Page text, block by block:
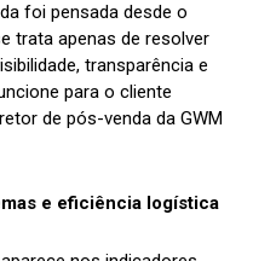
foi pensada desde o
trata apenas de resolver
transparência e
para o cliente
de pós-venda da GWM
e eficiência logística